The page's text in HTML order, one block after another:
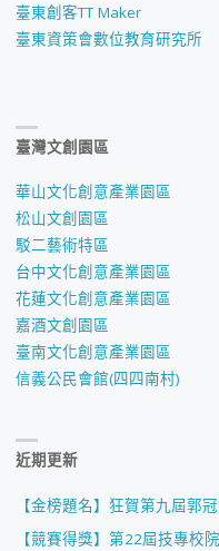
臺東創客TT Maker
臺東資策會數位教育研究所
臺灣文創園區
華山文化創意產業園區
松山文創園區
駁二藝術特區
台中文化創意產業園區
花蓮文化創意產業園區
嘉酒文創園區
臺南文化創意產業園區
信義公民會館(四四南村)
近期更新
【金榜題名】狂賀第九屆郭
【競賽得獎】第22屆技專校